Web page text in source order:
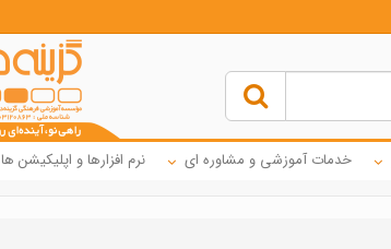
خدمات آموزشی و مشاوره ای نرم افزارها و اپلیکیشن ها